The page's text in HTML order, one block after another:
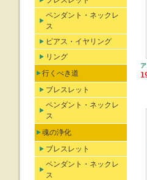
ペンダント・ネックレ
ス
ピアス・イヤリング
リング
行くべき道
ブレスレット
ペンダント・ネックレ
ス
魂の浄化
ブレスレット
ペンダント・ネックレ
ス